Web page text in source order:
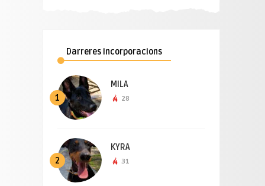
Darreres incorporacions
1
MILA
28
2
KYRA
31